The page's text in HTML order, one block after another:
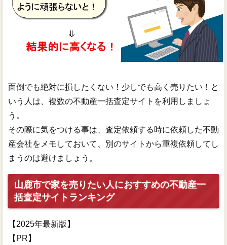
面倒でも絶対に損したくない！少しでも高く売りたい！と
いう人は、複数の不動産一括査定サイトを利用しましょ
う。
その際に気をつける事は、査定依頼する時に依頼した不動
産会社をメモしておいて、別のサイトから重複依頼してし
まうのは避けましょう。
山鹿市で家を売りたい人におすすめの不動産一
括査定サイトランキング
【2025年最新版】
【PR】